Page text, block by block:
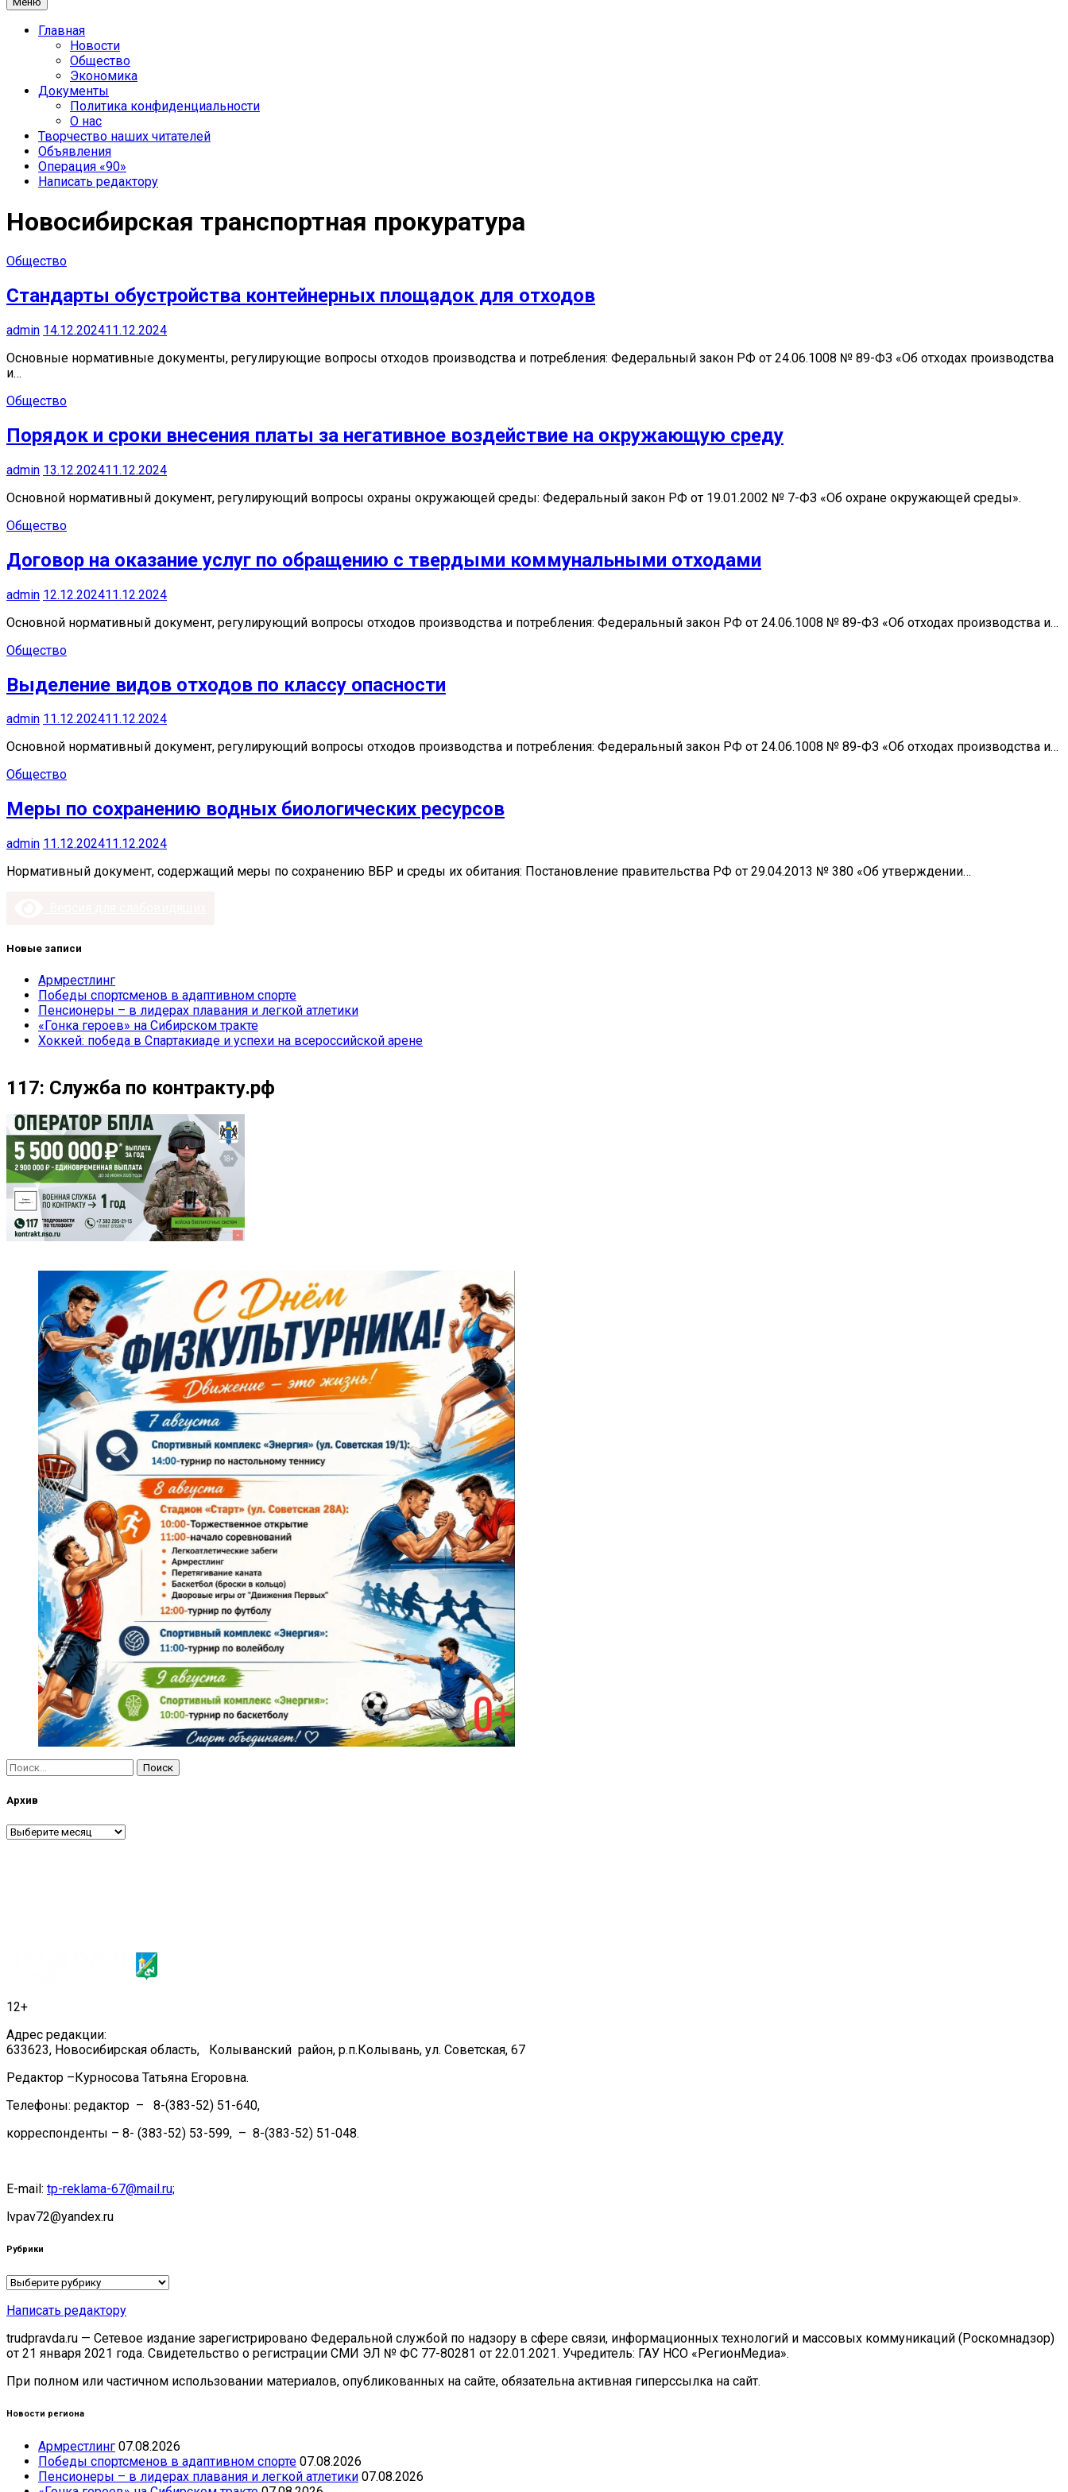
Главная
Новости
Общество
Экономика
Документы
Политика конфиденциальности
О нас
Творчество наших читателей
Объявления
Операция «90»
Написать редактору
Новосибирская транспортная прокуратура
Общество
Стандарты обустройства контейнерных площадок для отходов
admin 14.12.202411.12.2024
Основные нормативные документы, регулирующие вопросы отходов производства и потребления: Федеральный закон РФ от 24.06.1008 № 89-ФЗ «Об отходах производства
и…
Общество
Порядок и сроки внесения платы за негативное воздействие на окружающую среду
admin 13.12.202411.12.2024
Основной нормативный документ, регулирующий вопросы охраны окружающей среды: Федеральный закон РФ от 19.01.2002 № 7-ФЗ «Об охране окружающей среды».
Общество
Договор на оказание услуг по обращению с твердыми коммунальными отходами
admin 12.12.202411.12.2024
Основной нормативный документ, регулирующий вопросы отходов производства и потребления: Федеральный закон РФ от 24.06.1008 № 89-ФЗ «Об отходах производства и…
Общество
Выделение видов отходов по классу опасности
admin 11.12.202411.12.2024
Основной нормативный документ, регулирующий вопросы отходов производства и потребления: Федеральный закон РФ от 24.06.1008 № 89-ФЗ «Об отходах производства и…
Общество
Меры по сохранению водных биологических ресурсов
admin 11.12.202411.12.2024
Нормативный документ, содержащий меры по сохранению ВБР и среды их обитания: Постановление правительства РФ от 29.04.2013 № 380 «Об утверждении…
Новые записи
Армрестлинг
Победы спортсменов в адаптивном спорте
Пенсионеры – в лидерах плавания и легкой атлетики
«Гонка героев» на Сибирском тракте
Хоккей: победа в Спартакиаде и успехи на всероссийской арене
117: Служба по контракту.рф
Найти:
Архив
Архив
12+
Адрес редакции:
633623, Новосибирская область, Колыванский район, р.п.Колывань, ул. Советская, 67
Редактор –Курносова Татьяна Егоровна.
Телефоны: редактор – 8-(383-52) 51-640,
корреспонденты – 8- (383-52) 53-599, – 8-(383-52) 51-048.
E-mail: tp-reklama-67@mail.ru;
lvpav72@yandex.ru
Рубрики
Рубрики
Написать редактору
trudpravda.ru — Сетевое издание зарегистрировано Федеральной службой по надзору в сфере связи, информационных технологий и массовых коммуникаций (Роскомнадзор)
от 21 января 2021 года. Свидетельство о регистрации СМИ ЭЛ № ФС 77-80281 от 22.01.2021. Учредитель: ГАУ НСО «РегионМедиа».
При полном или частичном использовании материалов, опубликованных на сайте, обязательна активная гиперссылка на сайт.
Новости региона
Армрестлинг 07.08.2026
Победы спортсменов в адаптивном спорте 07.08.2026
Пенсионеры – в лидерах плавания и легкой атлетики 07.08.2026